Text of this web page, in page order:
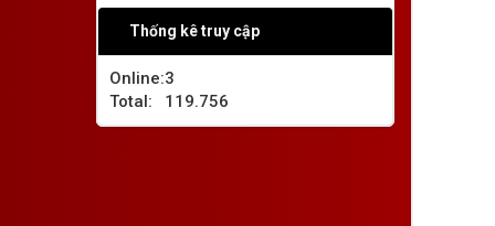
Thống kê truy cập
Online:3
Total:
119.756